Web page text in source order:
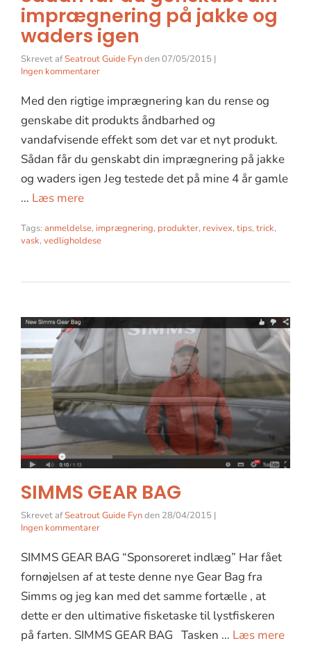
imprægnering på jakke og
waders igen
Skrevet afSeatrout Guide Fynden07/05/2015 |
Ingen kommentarer
Med den rigtige imprægnering kan du rense og
genskabe dit produkts åndbarhed og
vandafvisende effekt som det var et nyt produkt.
Sådan får du genskabt din imprægnering på jakke
og waders igen Jeg testede det på mine 4 år gamle
… Læs mere
Tags: anmeldelse, imprægnering, produkter, revivex, tips, trick,
vask, vedligholdese
SIMMS GEAR BAG
Skrevet afSeatrout Guide Fynden 28/04/2015 |
Ingen kommentarer
SIMMS GEAR BAG “Sponsoreret indlæg” Har fået
fornøjelsen af at teste denne nye Gear Bag fra
Simms og jeg kan med det samme fortælle , at
dette er den ultimative fisketaske til lystfiskeren
på farten. SIMMS GEAR BAG Tasken … Læs mere